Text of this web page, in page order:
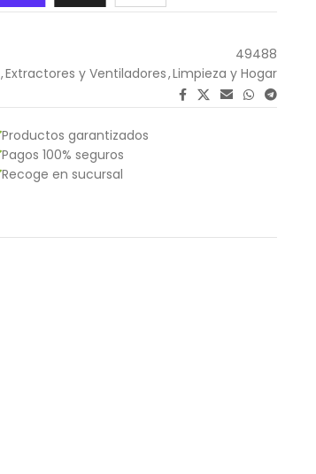
49488
,Extractores y Ventiladores,Limpieza y Hogar
Productos garantizados
Pagos 100% seguros
Recoge en sucursal